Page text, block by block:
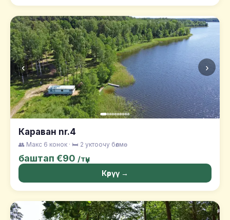
‹ ›
Караван nr.4
👥 Макс 6 конок · 🛏️ 2 уктоочу бөлмө
баштап €90 /түн
Көрүү →